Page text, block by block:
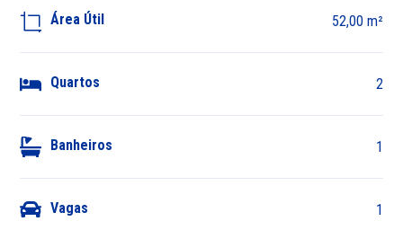
Área Útil 52,00 m²
Quartos 2
Banheiros 1
Vagas 1